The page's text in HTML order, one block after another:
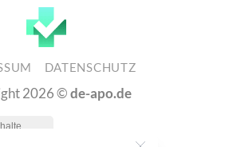
DATENSCHUTZ
2026 ©de-apo.de